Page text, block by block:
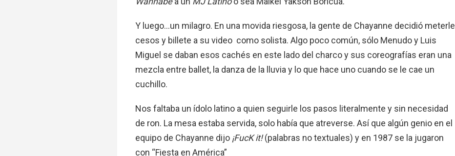
Y luego…un milagro. En una movida riesgosa, la gente de Chayanne decidió meterle
cesos y billete a su video como solista. Algo poco común, sólo Menudo y Luis
Miguel se daban esos cachés en este lado del charco y sus coreografías eran una
mezcla entre ballet, la danza de la lluvia y lo que hace uno cuando se le cae un
cuchillo.
Nos faltaba un ídolo latino a quien seguirle los pasos literalmente y sin necesidad
de ron. La mesa estaba servida, solo había que atreverse. Así que algún genio en el
equipo de Chayanne dijo ¡FucK it!(palabras no textuales) y en 1987 se la jugaron
con “Fiesta en América”